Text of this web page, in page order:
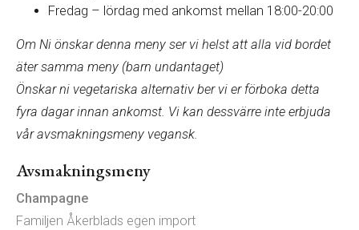
Fredag – lördag med ankomst mellan 18:00-20:00
Om Ni önskar denna meny ser vi helst att alla vid bordet
äter samma meny (barn undantaget)
Önskar ni vegetariska alternativ ber vi er förboka detta
fyra dagar innan ankomst. Vi kan dessvärre inte erbjuda
vår avsmakningsmeny vegansk.
Avsmakningsmeny
Champagne
Familjen Åkerblads egen import